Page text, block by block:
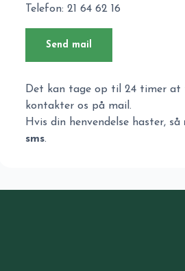
Telefon: 21 64 62 16
Send mail
Det kan tage op til 24 timer at
kontakter os på mail.
Hvis din henvendelse haster, så
sms.